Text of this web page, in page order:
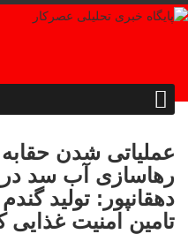
عملیاتی شدن
رهاسازی آب سد
دهقانپور: تولید
تامین امنیت غذایی